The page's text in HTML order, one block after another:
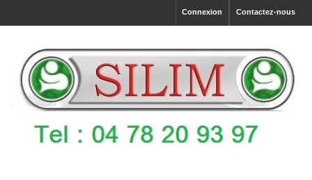
Contactez-nous
Connexion